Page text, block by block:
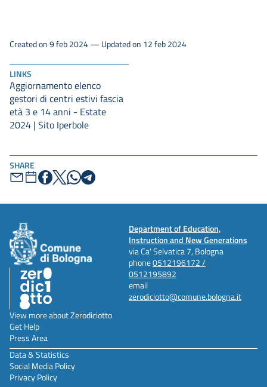
SHARE
LINKS
Aggiornamento elenco
gestori di centri estivi fascia
età 3 e 14 anni - Estate
2024 | Sito Iperbole
Created on 9 feb 2024 — Updated on 12 feb 2024
Department of Education,
Instruction and New Generations
via Ca' Selvatica 7, Bologna
phone0512196172 /
0512195892
email
zerodiciotto@comune.bologna.it
View more about Zerodiciotto
Get Help
Press Area
Data & Statistics
Social Media Policy
Privacy Policy